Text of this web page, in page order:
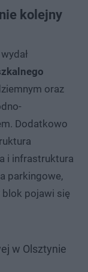
kolejny
oraz
Dodatkowo
i infrastruktura
parkingowe,
pojawi się
w Olsztynie